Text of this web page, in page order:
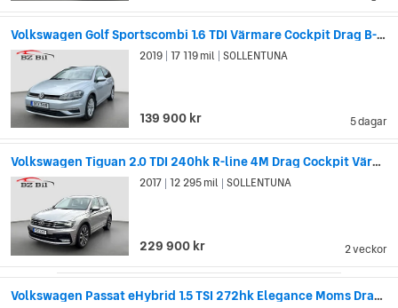
Volkswagen Golf Sportscombi 1.6 TDI Värmare Cockpit Drag B-Kamera
5 dagar
2019 17 119 mil SOLLENTUNA
139 900 kr
Volkswagen Tiguan 2.0 TDI 240hk R-line 4M Drag Cockpit Värmare
2 veckor
2017 12 295 mil SOLLENTUNA
229 900 kr
Volkswagen Passat eHybrid 1.5 TSI 272hk Elegance Moms Drag Värmare